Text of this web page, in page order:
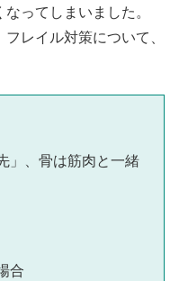
ってしまいました。
レイル対策について、
」、骨は筋肉と一緒
合